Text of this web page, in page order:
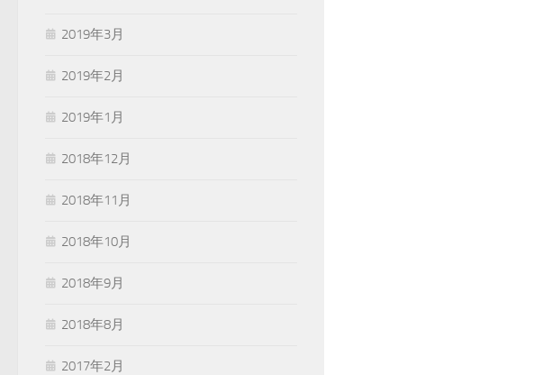
2019年3月
2019年2月
2019年1月
2018年12月
2018年11月
2018年10月
2018年9月
2018年8月
2017年2月